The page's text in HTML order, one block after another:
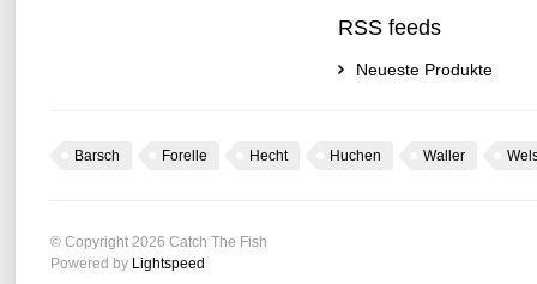
RSS feeds
Neueste Produkte
Barsch Forelle Hecht Huchen Waller
© Copyright 2026 Catch The Fish
Powered by Lightspeed